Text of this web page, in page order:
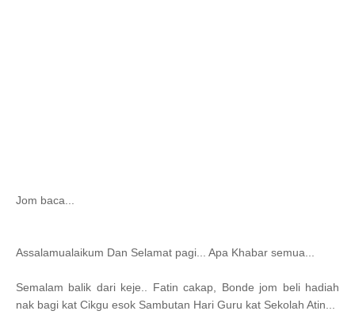
Jom baca...
Assalamualaikum Dan Selamat pagi... Apa Khabar semua...
Semalam balik dari keje.. Fatin cakap, Bonde jom beli hadiah
nak bagi kat Cikgu esok Sambutan Hari Guru kat Sekolah Atin...